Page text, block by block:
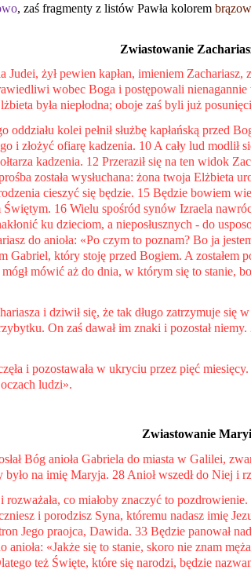
, zaś fragmenty z listów Pawła kolorem
Zwiastowanie
żył pewien kapłan, imieniem Zachariasz,
wobec Boga i postępowali
była niepłodna; oboje zaś byli już
kolei pełnił służbę kapłańską przed
i złożyć ofiarę kadzenia. 10 A cały lud modlił
kadzenia. 12 Przeraził się na ten widok
została wysłuchana: żona twoja Elżbieta
cieszyć się będzie. 15 Będzie bowiem
Świętym. 16 Wielu spośród synów Izraela
ku dzieciom, a nieposłusznych - do
do anioła: «Po czym to poznam? Bo ja
Gabriel, który stoję przed Bogiem. A zostałem
mówić aż do dnia, w którym się to stanie,
i dziwił się, że tak długo zatrzymuje
On zaś dawał im znaki i pozostał
i pozostawała w ukryciu przez pięć
ludzi».
ZwiastowanieMaryi
Bóg anioła Gabriela do miasta w Galilei,
na imię Maryja. 28 Anioł wszedł do Niej i
i rozważała, co miałoby znaczyć to
i porodzisz Syna, któremu nadasz imię
Jego praojca, Dawida. 33 Będzie panował
anioła: «Jakże się to stanie, skoro nie znam
też Święte, które się narodzi, będzie